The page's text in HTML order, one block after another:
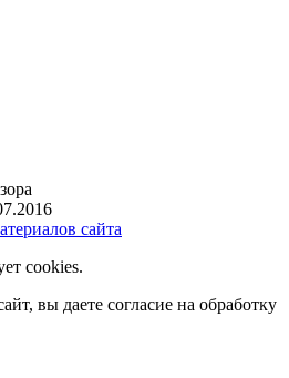
сайта
cookies.
вы даете согласие на обработку